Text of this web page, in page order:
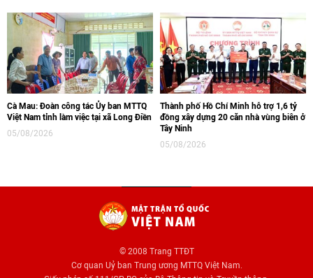
Cà Mau: Đoàn công tác Ủy ban MTTQ
Việt Nam tỉnh làm việc tại xã Long Điền
05/08/2026
Thành phố Hồ Chí Minh hỗ trợ 1,6 tỷ
đồng xây dựng 20 căn nhà vùng biên ở
Tây Ninh
05/08/2026
© 2008 Trang TTĐT
Cơ quan Uỷ ban Trung ương MTTQ Việt Nam.